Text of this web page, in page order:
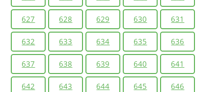
627 628 629 630 631
632 633 634 635 636
637 638 639 640 641
642 643 644 645 646